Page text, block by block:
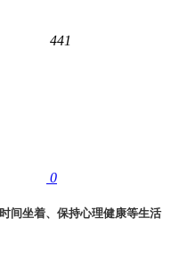
441
0
间坐着、保持心理健康等生活